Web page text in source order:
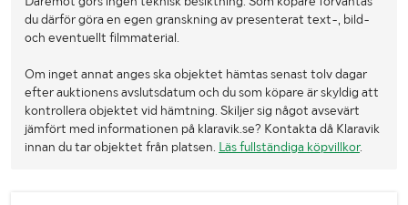
du därför göra en egen granskning av presenterat text-, bild-
och eventuellt filmmaterial.
Om inget annat anges ska objektet hämtas senast tolv dagar
efter auktionens avslutsdatum och du som köpare är skyldig att
kontrollera objektet vid hämtning. Skiljer sig något avsevärt
jämfört med informationen på klaravik.se? Kontakta då Klaravik
innan du tar objektet från platsen. Läs fullständiga köpvillkor.